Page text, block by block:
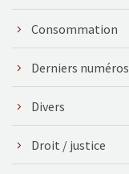
Consommation
Derniers numéros
Divers
Droit / justice